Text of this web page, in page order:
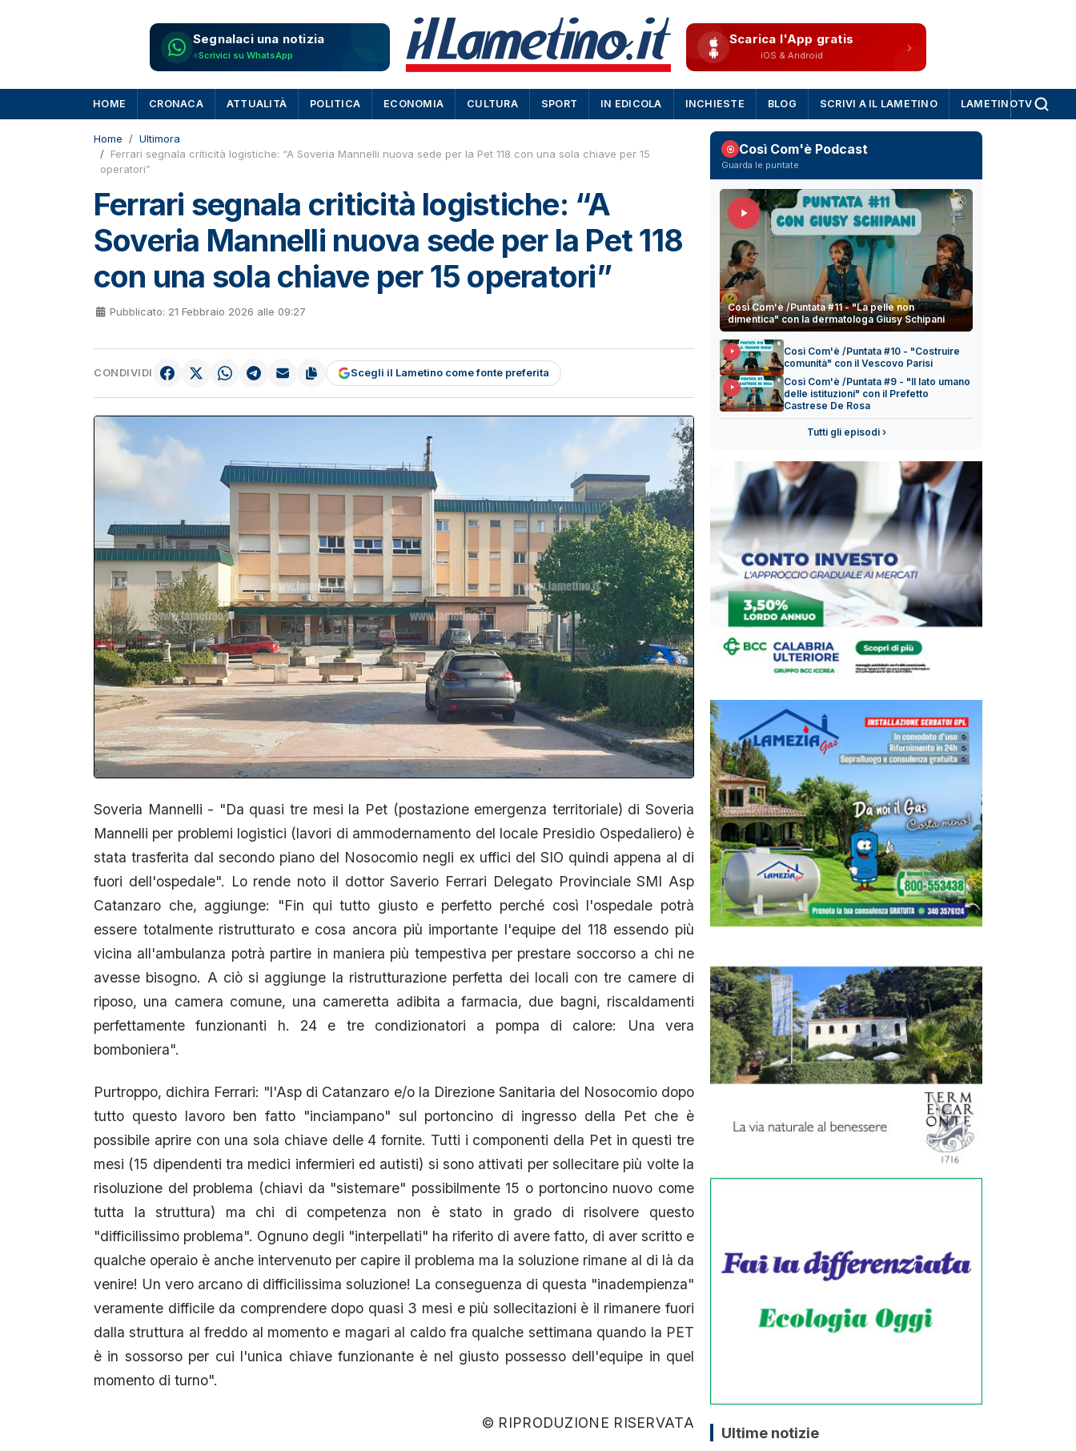
Segnalaci una notizia
Scrivici su WhatsApp
Scarica l'App gratis
iOS & Android
HOME CRONACA ATTUALITÀ POLITICA ECONOMIA CULTURA SPORT IN EDICOLA INCHIESTE BLOG SCRIVI A IL LAMETINO LAMETINOTV
Home
Ultimora
Ferrari segnala criticità logistiche: “A Soveria Mannelli nuova sede per la Pet 118 con una sola chiave per 15
operatori”
Ferrari segnala criticità logistiche: “A
Soveria Mannelli nuova sede per la Pet 118
con una sola chiave per 15 operatori”
Pubblicato: 21 Febbraio 2026 alle 09:27
CONDIVIDI Scegli il Lametino come fonte preferita
Soveria Mannelli - "Da quasi tre mesi la Pet (postazione emergenza territoriale) di Soveria
Mannelli per problemi logistici (lavori di ammodernamento del locale Presidio Ospedaliero) è
stata trasferita dal secondo piano del Nosocomio negli ex uffici del SIO quindi appena al di
fuori dell'ospedale". Lo rende noto il dottor Saverio Ferrari Delegato Provinciale SMI Asp
Catanzaro che, aggiunge: "Fin qui tutto giusto e perfetto perché così l'ospedale potrà
essere totalmente ristrutturato e cosa ancora più importante l'equipe del 118 essendo più
vicina all'ambulanza potrà partire in maniera più tempestiva per prestare soccorso a chi ne
avesse bisogno. A ciò si aggiunge la ristrutturazione perfetta dei locali con tre camere di
riposo, una camera comune, una cameretta adibita a farmacia, due bagni, riscaldamenti
perfettamente funzionanti h. 24 e tre condizionatori a pompa di calore: Una vera
bomboniera".
Purtroppo, dichira Ferrari: "l'Asp di Catanzaro e/o la Direzione Sanitaria del Nosocomio dopo
tutto questo lavoro ben fatto "inciampano" sul portoncino di ingresso della Pet che è
possibile aprire con una sola chiave delle 4 fornite. Tutti i componenti della Pet in questi tre
mesi (15 dipendenti tra medici infermieri ed autisti) si sono attivati per sollecitare più volte la
risoluzione del problema (chiavi da "sistemare" possibilmente 15 o portoncino nuovo come
tutta la struttura) ma chi di competenza non è stato in grado di risolvere questo
"difficilissimo problema". Ognuno degli "interpellati" ha riferito di avere fatto, di aver scritto e
qualche operaio è anche intervenuto per capire il problema ma la soluzione rimane al di là da
venire! Un vero arcano di difficilissima soluzione! La conseguenza di questa "inadempienza"
veramente difficile da comprendere dopo quasi 3 mesi e più sollecitazioni è il rimanere fuori
dalla struttura al freddo al momento e magari al caldo fra qualche settimana quando la PET
è in sossorso per cui l'unica chiave funzionante è nel giusto possesso dell'equipe in quel
momento di turno".
© RIPRODUZIONE RISERVATA
Così Com'è Podcast
Guarda le puntate
Così Com'è /Puntata #11 - "La pelle non
dimentica" con la dermatologa Giusy Schipani
Così Com'è /Puntata #10 - "Costruire
comunità" con il Vescovo Parisi
Così Com'è /Puntata #9 - "Il lato umano
delle istituzioni" con il Prefetto
Castrese De Rosa
Tutti gli episodi ›
Ultime notizie